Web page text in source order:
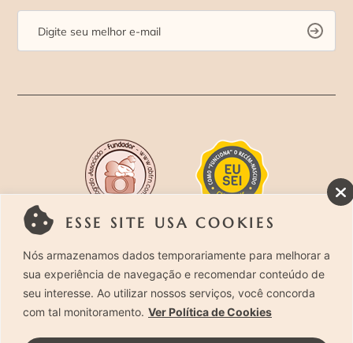
ESSE SITE USA COOKIES
Nós armazenamos dados temporariamente para melhorar a
sua experiência de navegação e recomendar conteúdo de
seu interesse. Ao utilizar nossos serviços, você concorda
com tal monitoramento. Ver Política de Cookies
Rua Costa Carvalho, 419 – Pinheiros, São Paulo –
SP. CEP 05429-130 – Telefone: (11) 94494-1818